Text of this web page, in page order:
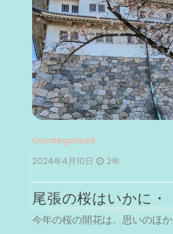
Uncategorized
2024年4月10日 2年
尾張の桜はいかに・
今年の桜の開花は、思いのほ